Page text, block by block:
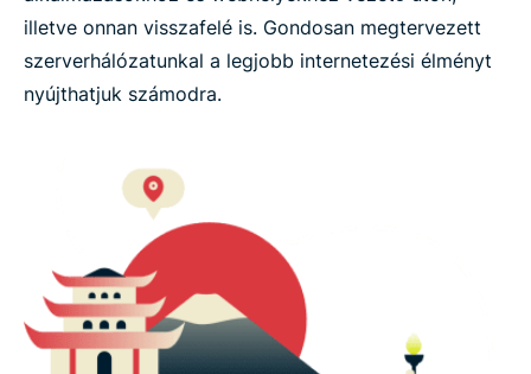
illetve onnan visszafelé is. Gondosan megtervezett
szerverhálózatunkal a legjobb internetezési élményt
nyújthatjuk számodra.